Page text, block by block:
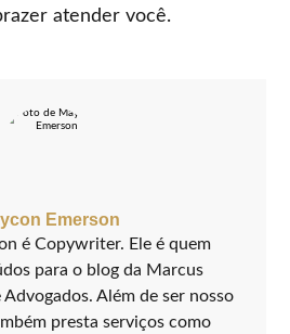
atender você.
Emerson
é Copywriter. Ele é quem
para o blog da Marcus
Além de ser nosso
presta serviços como